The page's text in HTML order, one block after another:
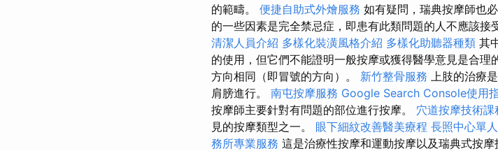
的範疇。 便捷自助式外燴服務 如有疑問，瑞典按摩師也
的一些因素是完全禁忌症，即患有此類問題的人不應該接
清潔人員介紹 多樣化裝潢風格介紹 多樣化助聽器種類 其
的使用，但它們不能證明一般按摩或獲得醫學意見是合
方向相同（即冒號的方向）。 新竹整骨服務 上肢的治療
肩膀進行。 南屯按摩服務 Google Search Console使用
按摩師主要針對有問題的部位進行按摩。 穴道按摩技術課
見的按摩類型之一。 眼下細紋改善醫美療程 長照中心單
務所專業服務 這是治療性按摩和運動按摩以及瑞典式按